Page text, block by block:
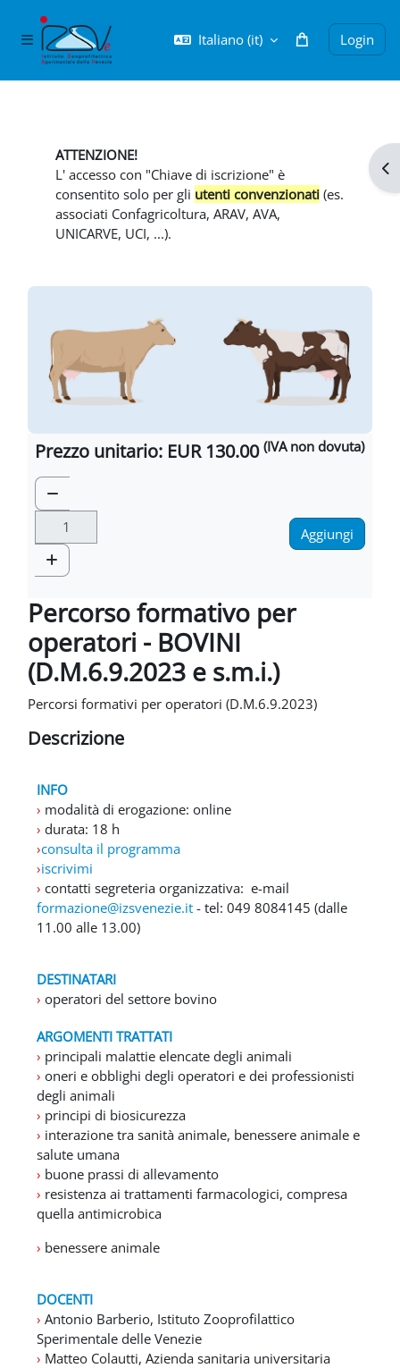
Pannello laterale Italiano ‎(it)‎ Login
ATTENZIONE!
L' accesso con "Chiave di iscrizione" è
consentito solo per gli utenti convenzionati (es.
associati Confagricoltura, ARAV, AVA,
UNICARVE, UCI, ...).
Prezzo unitario: EUR 130.00 (IVA non dovuta)
Percorso formativo per
operatori - BOVINI
(D.M.6.9.2023 e s.m.i.)
Percorsi formativi per operatori (D.M.6.9.2023)
Descrizione
INFO
› modalità di erogazione: online
› durata: 18 h
›consulta il programma
›iscrivimi
› contatti segreteria organizzativa: e-mail
formazione@izsvenezie.it - tel: 049 8084145 (dalle
11.00 alle 13.00)
DESTINATARI
› operatori del settore bovino
ARGOMENTI TRATTATI
› principali malattie elencate degli animali
› oneri e obblighi degli operatori e dei professionisti
degli animali
› principi di biosicurezza
› interazione tra sanità animale, benessere animale e
salute umana
› buone prassi di allevamento
› resistenza ai trattamenti farmacologici, compresa
quella antimicrobica
› benessere animale
DOCENTI
› Antonio Barberio, Istituto Zooprofilattico
Sperimentale delle Venezie
› Matteo Colautti, Azienda sanitaria universitaria